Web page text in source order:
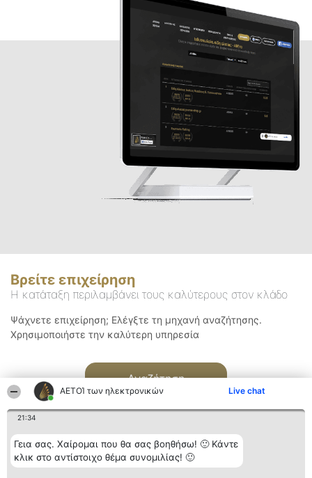
ΑΕΤΟΊ των ηλεκτρονικών Live chat
21:34
Γεια σας. Χαίρομαι που θα σας βοηθήσω! 🙂 Κάντε
κλικ στο αντίστοιχο θέμα συνομιλίας! 🙂
Βρείτε επιχείρηση
Η κατάταξη περιλαμβάνει τους καλύτερους στον κλάδο
Ψάχνετε επιχείρηση; Ελέγξτε τη μηχανή αναζήτησης.
Χρησιμοποιήστε την καλύτερη υπηρεσία
Αναζήτηση